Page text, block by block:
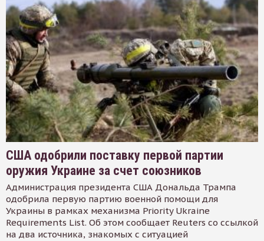
США одобрили поставку первой партии
оружия Украине за счет союзников
Администрация президента США Дональда Трампа
одобрила первую партию военной помощи для
Украины в рамках механизма Priority Ukraine
Requirements List. Об этом сообщает Reuters со ссылкой
на два источника, знакомых с ситуацией